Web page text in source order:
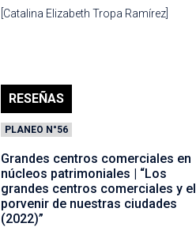
[Catalina Elizabeth Tropa Ramírez]
RESEÑAS
PLANEO N°56
Grandes centros comerciales en
núcleos patrimoniales | “Los
grandes centros comerciales y el
porvenir de nuestras ciudades
(2022)”